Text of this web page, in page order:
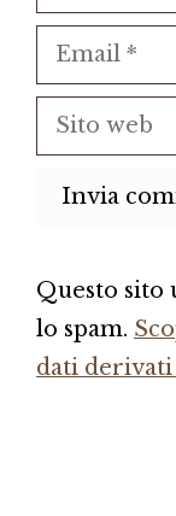
Email
Sito
web
Questo
lo spam.
dati